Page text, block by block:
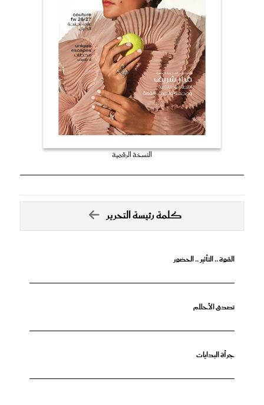
النسخة الرقمية
كلمة رئيسة التحرير
القوة .. التأثير .. الحضور
تصدق الأحلام
جرأة البدايات